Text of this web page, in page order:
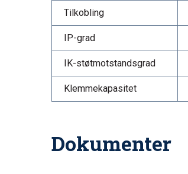
Tilkobling
IP-grad
IK-støtmotstandsgrad
Klemmekapasitet
Dokumenter